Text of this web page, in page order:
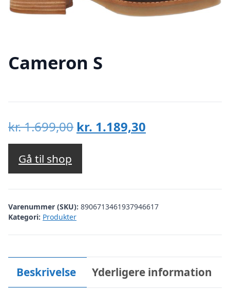
Cameron S
kr.1.699,00 Den
oprindelige
var:
kr. 1.699,00.
kr. 1.189,30
kr. 1.189,30.
Gå til shop
Varenummer (SKU): 8906713461937946617
Kategori: Produkter
Beskrivelse Yderligere information